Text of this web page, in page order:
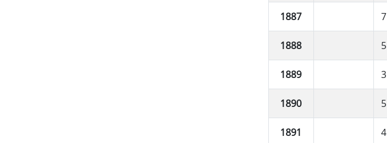
1887 7
1888 5
1889 3
1890 5
1891 4